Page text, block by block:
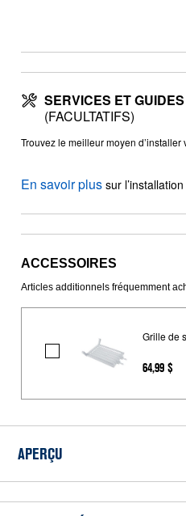
SERVICES ET
(FACULTATIFS)
Trouvez le meilleur moyen d’installer
En savoir plus sur
ACCESSOIRES
Articles additionnels fréquemment
Grille
sécheuse
Grille de
64,99 $
APERÇU